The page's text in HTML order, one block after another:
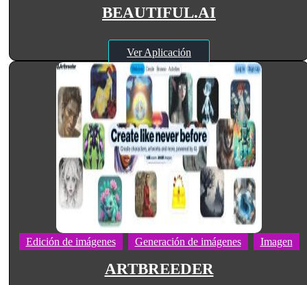
BEAUTIFUL.AI
Ver Aplicación
Edición de imágenes Generación de imágenes Imagen
ARTBREEDER